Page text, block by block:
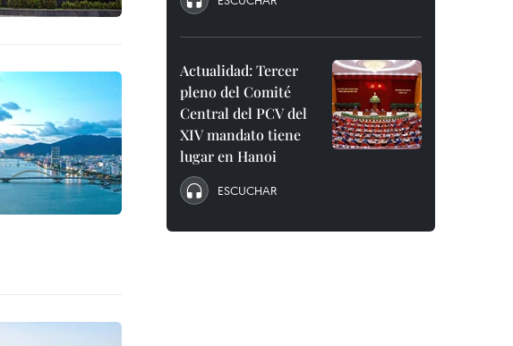
Actualidad: Tercer
pleno del Comité
Central del PCV del
XIV mandato tiene
lugar en Hanoi
ESCUCHAR